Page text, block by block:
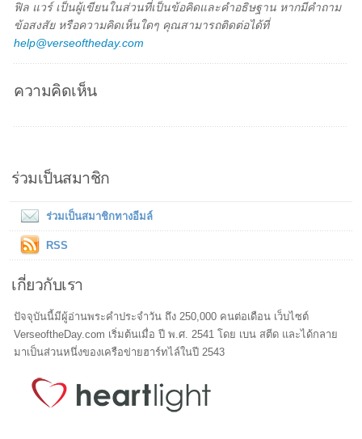
ฟิล แวร์ เป็นผู้เขียนในส่วนที่เป็นข้อคิดและคำอธิษฐาน หากมีคำถาม
ข้อสงสัย หรือความคิดเห็นใดๆ คุณสามารถติดต่อได้ที่
help@verseoftheday.com
ความคิดเห็น
ร่วมเป็นสมาชิก
ร่วมเป็นสมาชิกทางอีมล์
RSS
เกี่ยวกับเรา
ปัจจุบันนี้มีผู้อ่านพระคำประจำวัน ถึง 250,000 คนต่อเดือน เว็บไซต์
VerseoftheDay.com เริ่มต้นเมื่อ ปี พ.ศ. 2541 โดย เบน สตีด และได้กลาย
มาเป็นส่วนหนึ่งของเครือข่ายฮาร์ทไล์ในปี 2543